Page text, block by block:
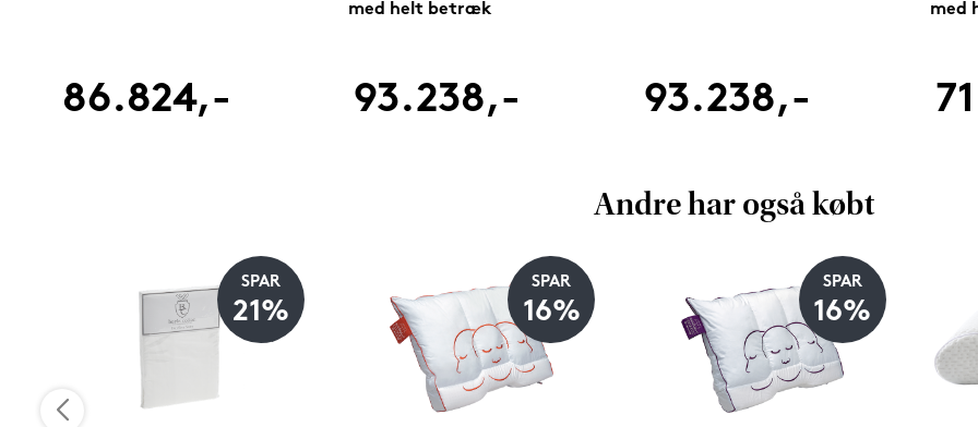
86.824,-
med helt betræk
93.238,- 93.238,-
med
Andre har også købt
SPAR
21%
SPAR
16%
SPAR
16%